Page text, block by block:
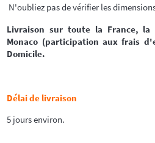
N'oubliez pas de vérifier les
Livraison sur toute la France, la
Monaco (participation aux frais
Domicile.
Délai de livraison
5 jours environ.